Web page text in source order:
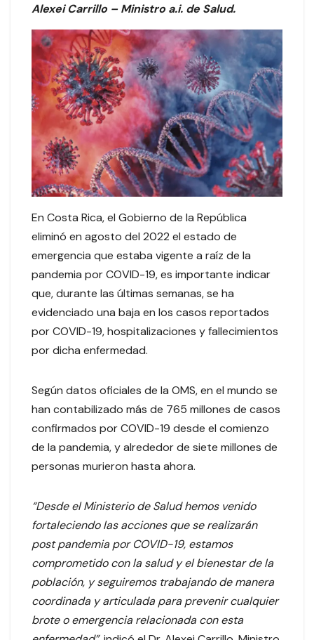
Alexei Carrillo – Ministro a.i. de Salud.
En Costa Rica, el Gobierno de la República
eliminó en agosto del 2022 el estado de
emergencia que estaba vigente a raíz de la
pandemia por COVID-19, es importante indicar
que, durante las últimas semanas, se ha
evidenciado una baja en los casos reportados
por COVID-19, hospitalizaciones y fallecimientos
por dicha enfermedad.
Según datos oficiales de la OMS, en el mundo se
han contabilizado más de 765 millones de casos
confirmados por COVID-19 desde el comienzo
de la pandemia, y alrededor de siete millones de
personas murieron hasta ahora.
“Desde el Ministerio de Salud hemos venido
fortaleciendo las acciones que se realizarán
post pandemia por COVID-19, estamos
comprometido con la salud y el bienestar de la
población, y seguiremos trabajando de manera
coordinada y articulada para prevenir cualquier
brote o emergencia relacionada con esta